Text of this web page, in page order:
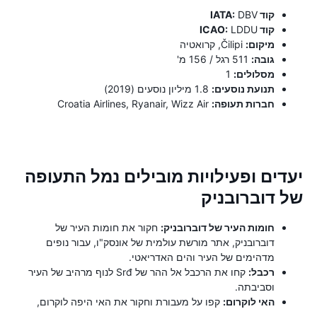
קוד IATA:DBV
קוד ICAO:LDDU
מיקום:
גובה:
מסלולים:
תנועת נוסעים:
חברות תעופה:
יעדים ופעילויות מובילים נמל התעופה
של דוברובניק
חומות העיר של דוברובניק: חקור את חומות העיר של
דוברובניק, אתר מורשת עולמית של אונסק"ו, עבור נופים
מדהימים של העיר והים האדריאטי.
רכבל:
קחו את הרכבל אל ההר של Srđ לנוף מרהיב של העיר
וסביבתה.
האי לוקרום: קפו על מעבורת וחקור את האי היפה לוקרום,